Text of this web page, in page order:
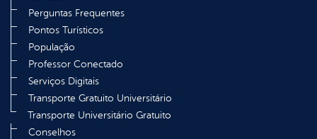
Perguntas Frequentes
Pontos Turísticos
População
Professor Conectado
Serviços Digitais
Transporte Gratuito Universitário
Transporte Universitário Gratuito
Conselhos